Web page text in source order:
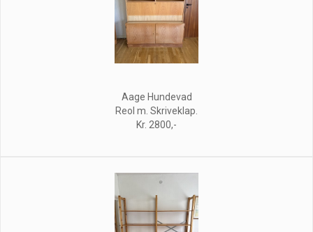
Aage Hundevad
Reol m. Skriveklap.
Kr. 2800,-